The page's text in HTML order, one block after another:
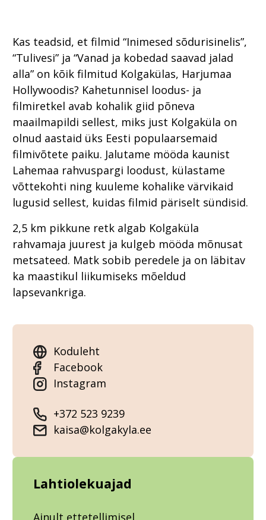
Kas teadsid, et filmid “Inimesed sõdurisinelis”,
“Tulivesi” ja “Vanad ja kobedad saavad jalad
alla” on kõik filmitud Kolgakülas, Harjumaa
Hollywoodis? Kahetunnisel loodus- ja
filmiretkel avab kohalik giid põneva
maailmapildi sellest, miks just Kolgaküla on
olnud aastaid üks Eesti populaarsemaid
filmivõtete paiku. Jalutame mööda kaunist
Lahemaa rahvuspargi loodust, külastame
võttekohti ning kuuleme kohalike värvikaid
lugusid sellest, kuidas filmid päriselt sündisid.
2,5 km pikkune retk algab Kolgaküla
rahvamaja juurest ja kulgeb mööda mõnusat
metsateed. Matk sobib peredele ja on läbitav
ka maastikul liikumiseks mõeldud
lapsevankriga.
Koduleht
Facebook
Instagram
+372 523 9239
kaisa@kolgakyla.ee
Lahtiolekuajad
Ainult ettetellimisel